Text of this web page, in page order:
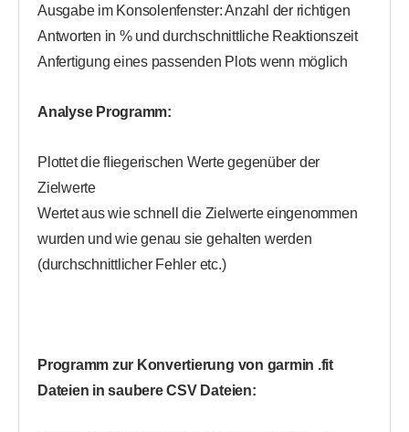
Ausgabe im Konsolenfenster: Anzahl der richtigen
Antworten in % und durchschnittliche Reaktionszeit
Anfertigung eines passenden Plots wenn möglich
Analyse Programm:
Plottet die fliegerischen Werte gegenüber der
Zielwerte
Wertet aus wie schnell die Zielwerte eingenommen
wurden und wie genau sie gehalten werden
(durchschnittlicher Fehler etc.)
Programm zur Konvertierung von garmin .fit
Dateien in saubere CSV Dateien: